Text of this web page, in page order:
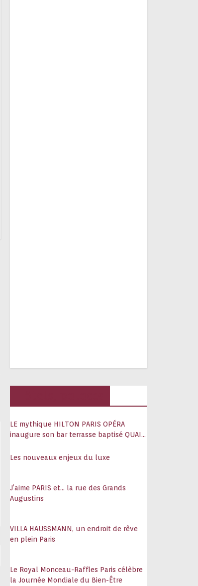
LE mythique HILTON PARIS OPÉRA
inaugure son bar terrasse baptisé QUAI
Les nouveaux enjeux du luxe
J’aime PARIS et… la rue des Grands
Augustins
VILLA HAUSSMANN, un endroit de rêve
en plein Paris
Le Royal Monceau-Raffles Paris célèbre
la Journée Mondiale du Bien-Être